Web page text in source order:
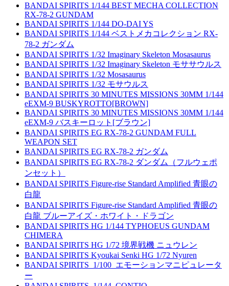
BANDAI SPIRITS 1/144 BEST MECHA COLLECTION
RX-78-2 GUNDAM
BANDAI SPIRITS 1/144 DO-DAI YS
BANDAI SPIRITS 1/144 ベストメカコレクション RX-
78-2 ガンダム
BANDAI SPIRITS 1/32 Imaginary Skeleton Mosasaurus
BANDAI SPIRITS 1/32 Imaginary Skeleton モササウルス
BANDAI SPIRITS 1/32 Mosasaurus
BANDAI SPIRITS 1/32 モサウルス
BANDAI SPIRITS 30 MINUTES MISSIONS 30MM 1/144
eEXM-9 BUSKYROTTO[BROWN]
BANDAI SPIRITS 30 MINUTES MISSIONS 30MM 1/144
eEXM-9 バスキーロット[ブラウン]
BANDAI SPIRITS EG RX-78-2 GUNDAM FULL
WEAPON SET
BANDAI SPIRITS EG RX-78-2 ガンダム
BANDAI SPIRITS EG RX-78-2 ダンダム（フルウェポ
ンセット）
BANDAI SPIRITS Figure-rise Standard Amplified 青眼の
白龍
BANDAI SPIRITS Figure-rise Standard Amplified 青眼の
白龍 ブルーアイズ・ホワイト・ドラゴン
BANDAI SPIRITS HG 1/144 TYPHOEUS GUNDAM
CHIMERA
BANDAI SPIRITS HG 1/72 境界戦機 ニュウレン
BANDAI SPIRITS Kyoukai Senki HG 1/72 Nyuren
BANDAI SPIRITS_1/100_エモーションマニピュレータ
ー